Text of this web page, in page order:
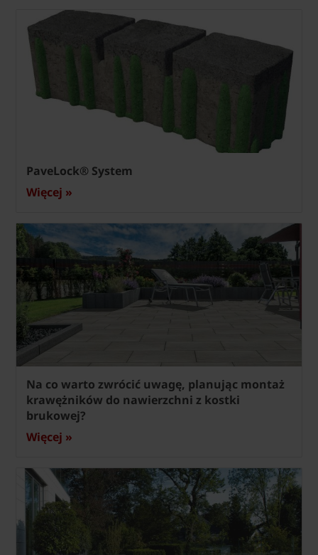
PaveLock® System
Więcej »
Na co warto zwrócić uwagę, planując montaż
krawężników do nawierzchni z kostki
brukowej?
Więcej »